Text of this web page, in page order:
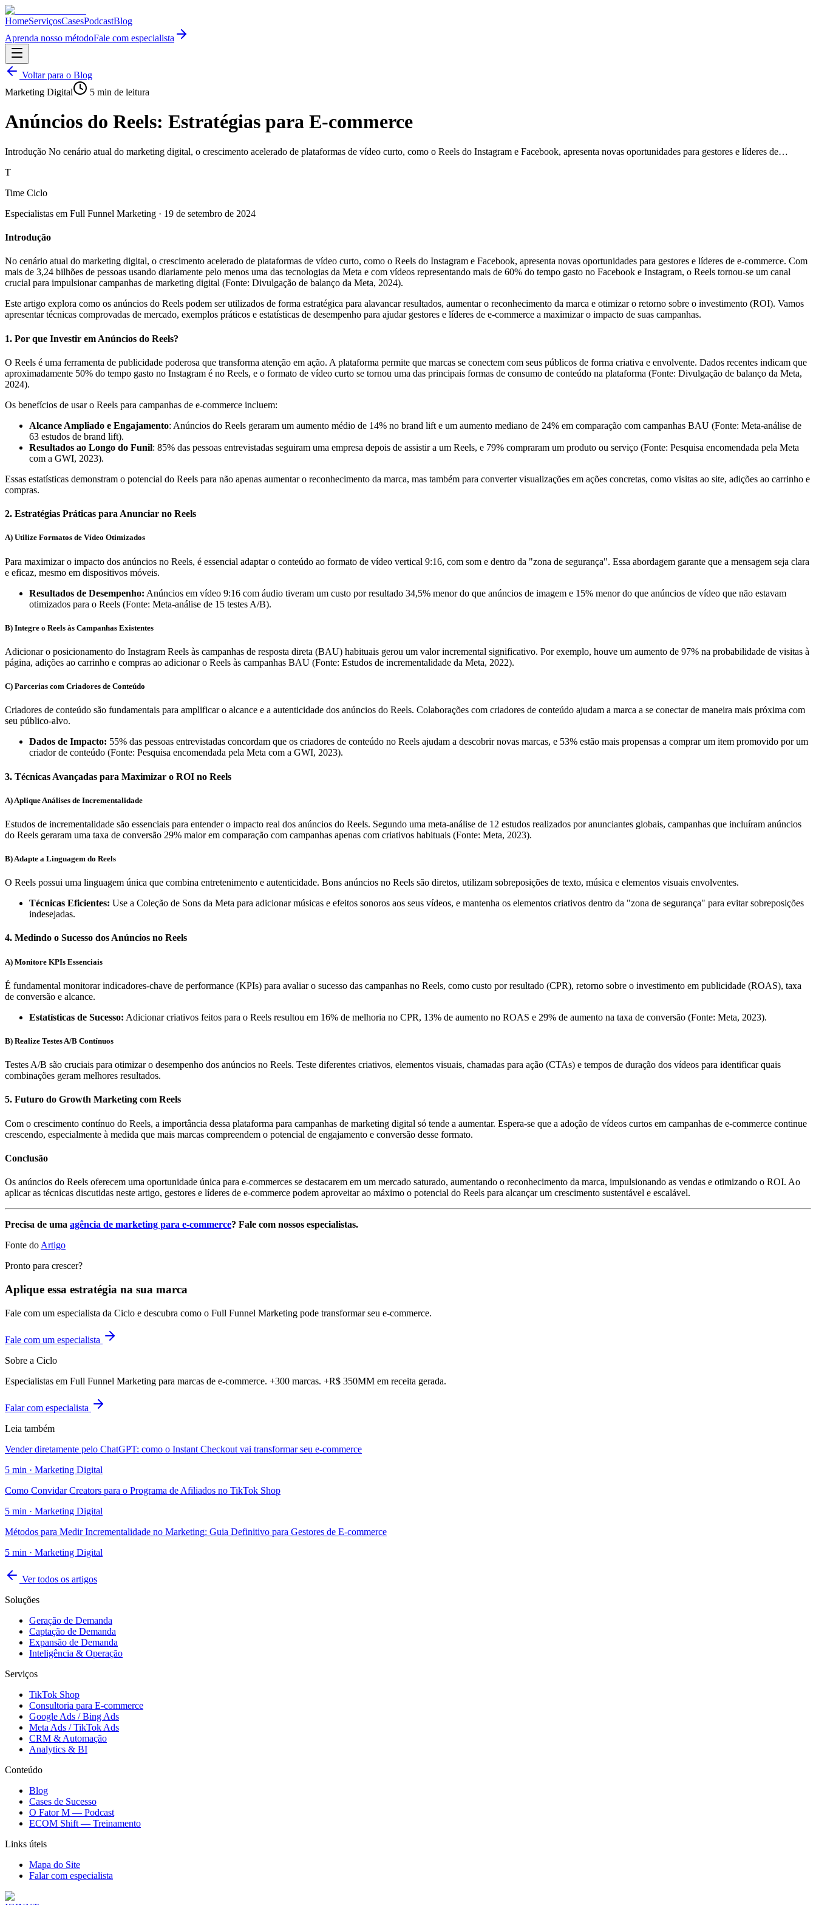
HomeServiçosCasesPodcastBlog
Aprenda nosso métodoFale com especialista
Voltar para o Blog
Marketing Digital
5 min de leitura
Anúncios do Reels: Estratégias para E-commerce
Introdução No cenário atual do marketing digital, o crescimento acelerado de plataformas de vídeo curto, como o Reels do Instagram e Facebook, apresenta novas oportunidades para gestores e líderes de…
T
Time Ciclo
Especialistas em Full Funnel Marketing · 19 de setembro de 2024
Introdução
No cenário atual do marketing digital, o crescimento acelerado de plataformas de vídeo curto, como o Reels do Instagram e Facebook, apresenta novas oportunidades para gestores e líderes de e-commerce. Com
mais de 3,24 bilhões de pessoas usando diariamente pelo menos uma das tecnologias da Meta e com vídeos representando mais de 60% do tempo gasto no Facebook e Instagram, o Reels tornou-se um canal
crucial para impulsionar campanhas de marketing digital (Fonte: Divulgação de balanço da Meta, 2024).
Este artigo explora como os anúncios do Reels podem ser utilizados de forma estratégica para alavancar resultados, aumentar o reconhecimento da marca e otimizar o retorno sobre o investimento (ROI). Vamos
apresentar técnicas comprovadas de mercado, exemplos práticos e estatísticas de desempenho para ajudar gestores e líderes de e-commerce a maximizar o impacto de suas campanhas.
1. Por que Investir em Anúncios do Reels?
O Reels é uma ferramenta de publicidade poderosa que transforma atenção em ação. A plataforma permite que marcas se conectem com seus públicos de forma criativa e envolvente. Dados recentes indicam que
aproximadamente 50% do tempo gasto no Instagram é no Reels, e o formato de vídeo curto se tornou uma das principais formas de consumo de conteúdo na plataforma (Fonte: Divulgação de balanço da Meta,
2024).
Os benefícios de usar o Reels para campanhas de e-commerce incluem:
Alcance Ampliado e Engajamento: Anúncios do Reels geraram um aumento médio de 14% no brand lift e um aumento mediano de 24% em comparação com campanhas BAU (Fonte: Meta-análise de
63 estudos de brand lift).
Resultados ao Longo do Funil: 85% das pessoas entrevistadas seguiram uma empresa depois de assistir a um Reels, e 79% compraram um produto ou serviço (Fonte: Pesquisa encomendada pela Meta
com a GWI, 2023).
Essas estatísticas demonstram o potencial do Reels para não apenas aumentar o reconhecimento da marca, mas também para converter visualizações em ações concretas, como visitas ao site, adições ao carrinho e
compras.
2. Estratégias Práticas para Anunciar no Reels
A) Utilize Formatos de Vídeo Otimizados
Para maximizar o impacto dos anúncios no Reels, é essencial adaptar o conteúdo ao formato de vídeo vertical 9:16, com som e dentro da "zona de segurança". Essa abordagem garante que a mensagem seja clara
e eficaz, mesmo em dispositivos móveis.
Resultados de Desempenho: Anúncios em vídeo 9:16 com áudio tiveram um custo por resultado 34,5% menor do que anúncios de imagem e 15% menor do que anúncios de vídeo que não estavam
otimizados para o Reels (Fonte: Meta-análise de 15 testes A/B).
B) Integre o Reels às Campanhas Existentes
Adicionar o posicionamento do Instagram Reels às campanhas de resposta direta (BAU) habituais gerou um valor incremental significativo. Por exemplo, houve um aumento de 97% na probabilidade de visitas à
página, adições ao carrinho e compras ao adicionar o Reels às campanhas BAU (Fonte: Estudos de incrementalidade da Meta, 2022).
C) Parcerias com Criadores de Conteúdo
Criadores de conteúdo são fundamentais para amplificar o alcance e a autenticidade dos anúncios do Reels. Colaborações com criadores de conteúdo ajudam a marca a se conectar de maneira mais próxima com
seu público-alvo.
Dados de Impacto: 55% das pessoas entrevistadas concordam que os criadores de conteúdo no Reels ajudam a descobrir novas marcas, e 53% estão mais propensas a comprar um item promovido por um
criador de conteúdo (Fonte: Pesquisa encomendada pela Meta com a GWI, 2023).
3. Técnicas Avançadas para Maximizar o ROI no Reels
A) Aplique Análises de Incrementalidade
Estudos de incrementalidade são essenciais para entender o impacto real dos anúncios do Reels. Segundo uma meta-análise de 12 estudos realizados por anunciantes globais, campanhas que incluíram anúncios
do Reels geraram uma taxa de conversão 29% maior em comparação com campanhas apenas com criativos habituais (Fonte: Meta, 2023).
B) Adapte a Linguagem do Reels
O Reels possui uma linguagem única que combina entretenimento e autenticidade. Bons anúncios no Reels são diretos, utilizam sobreposições de texto, música e elementos visuais envolventes.
Técnicas Eficientes: Use a Coleção de Sons da Meta para adicionar músicas e efeitos sonoros aos seus vídeos, e mantenha os elementos criativos dentro da "zona de segurança" para evitar sobreposições
indesejadas.
4. Medindo o Sucesso dos Anúncios no Reels
A) Monitore KPIs Essenciais
É fundamental monitorar indicadores-chave de performance (KPIs) para avaliar o sucesso das campanhas no Reels, como custo por resultado (CPR), retorno sobre o investimento em publicidade (ROAS), taxa
de conversão e alcance.
Estatísticas de Sucesso: Adicionar criativos feitos para o Reels resultou em 16% de melhoria no CPR, 13% de aumento no ROAS e 29% de aumento na taxa de conversão (Fonte: Meta, 2023).
B) Realize Testes A/B Contínuos
Testes A/B são cruciais para otimizar o desempenho dos anúncios no Reels. Teste diferentes criativos, elementos visuais, chamadas para ação (CTAs) e tempos de duração dos vídeos para identificar quais
combinações geram melhores resultados.
5. Futuro do Growth Marketing com Reels
Com o crescimento contínuo do Reels, a importância dessa plataforma para campanhas de marketing digital só tende a aumentar. Espera-se que a adoção de vídeos curtos em campanhas de e-commerce continue
crescendo, especialmente à medida que mais marcas compreendem o potencial de engajamento e conversão desse formato.
Conclusão
Os anúncios do Reels oferecem uma oportunidade única para e-commerces se destacarem em um mercado saturado, aumentando o reconhecimento da marca, impulsionando as vendas e otimizando o ROI. Ao
aplicar as técnicas discutidas neste artigo, gestores e líderes de e-commerce podem aproveitar ao máximo o potencial do Reels para alcançar um crescimento sustentável e escalável.
Precisa de uma agência de marketing para e-commerce? Fale com nossos especialistas.
Fonte do Artigo
Pronto para crescer?
Aplique essa estratégia na sua marca
Fale com um especialista da Ciclo e descubra como o Full Funnel Marketing pode transformar seu e-commerce.
Fale com um especialista
Sobre a Ciclo
Especialistas em Full Funnel Marketing para marcas de e-commerce. +300 marcas. +R$ 350MM em receita gerada.
Falar com especialista
Leia também
Vender diretamente pelo ChatGPT: como o Instant Checkout vai transformar seu e-commerce
5 min · Marketing Digital
Como Convidar Creators para o Programa de Afiliados no TikTok Shop
5 min · Marketing Digital
Métodos para Medir Incrementalidade no Marketing: Guia Definitivo para Gestores de E-commerce
5 min · Marketing Digital
Ver todos os artigos
Soluções
Geração de Demanda
Captação de Demanda
Expansão de Demanda
Inteligência & Operação
Serviços
TikTok Shop
Consultoria para E-commerce
Google Ads / Bing Ads
Meta Ads / TikTok Ads
CRM & Automação
Analytics & BI
Conteúdo
Blog
Cases de Sucesso
O Fator M — Podcast
ECOM Shift — Treinamento
Links úteis
Mapa do Site
Falar com especialista